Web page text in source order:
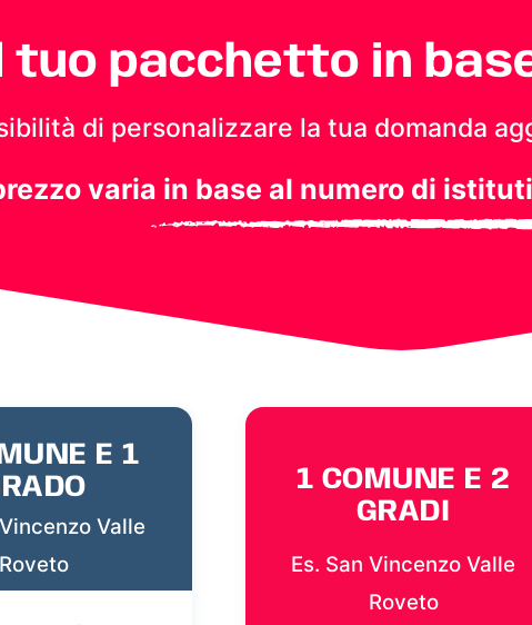
tuo pacchetto in
di personalizzare la tua domanda
varia in base al numero di
E 1
Valle
Roveto
1 COMUNE E 2
GRADI
Es. San Vincenzo Valle
Roveto